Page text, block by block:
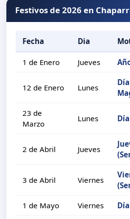
Festivos de 2026 en
Fecha Dia
1 de Enero Jueves
12 de Enero Lunes
23 de
Marzo
Lunes
2 de Abril Jueves
3 de Abril Viernes
1 de Mayo Viernes